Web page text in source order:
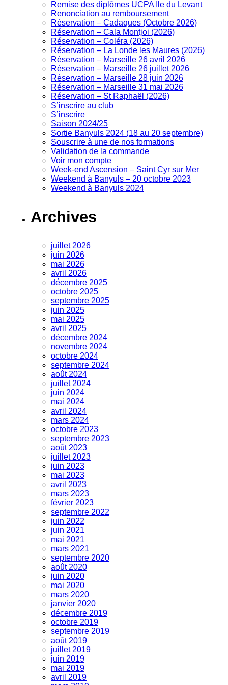
Remise des diplômes UCPA Ile du Levant
Renonciation au remboursement
Réservation – Cadaques (Octobre 2026)
Réservation – Cala Montjoi (2026)
Réservation – Coléra (2026)
Réservation – La Londe les Maures (2026)
Réservation – Marseille 26 avril 2026
Réservation – Marseille 26 juillet 2026
Réservation – Marseille 28 juin 2026
Réservation – Marseille 31 mai 2026
Réservation – St Raphaël (2026)
S’inscrire au club
S’inscrire
Saison 2024/25
Sortie Banyuls 2024 (18 au 20 septembre)
Souscrire à une de nos formations
Validation de la commande
Voir mon compte
Week-end Ascension – Saint Cyr sur Mer
Weekend à Banyuls – 20 octobre 2023
Weekend à Banyuls 2024
Archives
juillet 2026
juin 2026
mai 2026
avril 2026
décembre 2025
octobre 2025
septembre 2025
juin 2025
mai 2025
avril 2025
décembre 2024
novembre 2024
octobre 2024
septembre 2024
août 2024
juillet 2024
juin 2024
mai 2024
avril 2024
mars 2024
octobre 2023
septembre 2023
août 2023
juillet 2023
juin 2023
mai 2023
avril 2023
mars 2023
février 2023
septembre 2022
juin 2022
juin 2021
mai 2021
mars 2021
septembre 2020
août 2020
juin 2020
mai 2020
mars 2020
janvier 2020
décembre 2019
octobre 2019
septembre 2019
août 2019
juillet 2019
juin 2019
mai 2019
avril 2019